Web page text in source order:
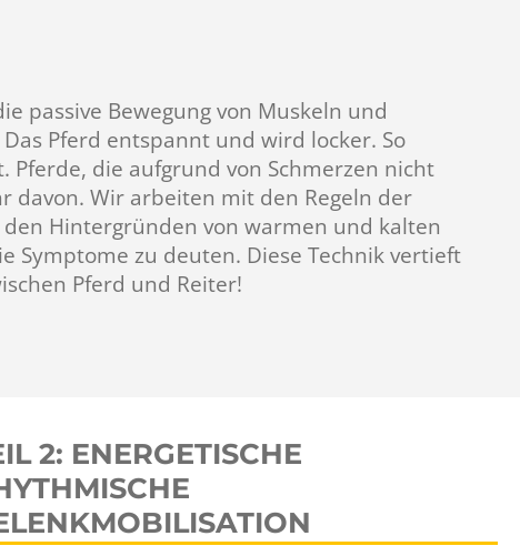
passive Bewegung von Muskeln und
Pferd entspannt und wird locker. So
die aufgrund von Schmerzen nicht
Wir arbeiten mit den Regeln der
den Hintergründen von warmen und kalten
Symptome zu deuten. Diese Technik vertieft
Pferd und Reiter!
2: ENERGETISCHE